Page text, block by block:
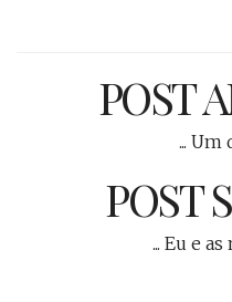
POST
... Um
POST
... Eu e